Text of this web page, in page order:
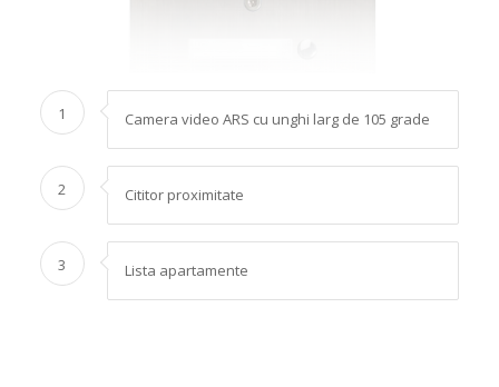
1 Camera video ARS cu unghi larg de 105 grade
2 Cititor proximitate
3 Lista apartamente